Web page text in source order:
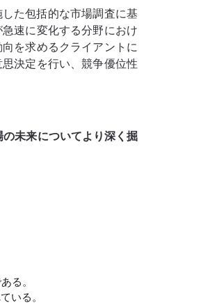
た包括的な市場調査に基
速に変化する分野におけ
を求めるクライアントに
決定を行い、競争優位性
未来についてより深く掘
る。
いる。